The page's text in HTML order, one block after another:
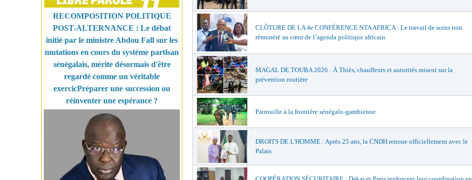
RECOMPOSITION POLITIQUE
POST-ALTERNANCE : Le débat
initié par le ministre Abdou Fall sur les
mutations en cours du système partisan
sénégalais, mérite désormais d'être
regardé comme un véritable
exercicPréparer une succession ou
réinventer une espérance ?
CLÔTURE DE LA 4e CONFÉRENCE NTA AFRICA : Le travail de soins non
rémunéré au cœur de l’agenda politique africain
MAGAL DE TOUBA 2026 : À Thiès, chauffeurs et autorités misent sur la
prévention routière
Patrouille à la frontière sénégalo-gambienne
DROITS DE L'HOMME : Après 25 ans, la CNDH renoue officiellement avec le
Palais